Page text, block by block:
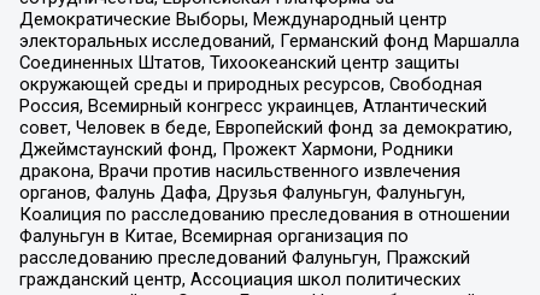
Демократические Выборы, Международный центр
электоральных исследований, Германский фонд Маршалла
Соединенных Штатов, Тихоокеанский центр защиты
окружающей среды и природных ресурсов, Свободная
Россия, Всемирный конгресс украинцев, Атлантический
совет, Человек в беде, Европейский фонд за демократию,
Джеймстаунский фонд, Прожект Хармони, Родники
дракона, Врачи против насильственного извлечения
органов, Фалунь Дафа, Друзья Фалуньгун, Фалуньгун,
Коалиция по расследованию преследования в отношении
Фалуньгун в Китае, Всемирная организация по
расследованию преследований Фалуньгун, Пражский
гражданский центр, Ассоциация школ политических